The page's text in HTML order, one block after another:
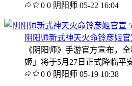
0 0 阴阳师 05-22 16:04
阴阳师新式神天火命铃彦姬
《阴阳师》手游官方宣布，
姬」将于5月27日正式降临平
0 0 阴阳师 05-19 10:38